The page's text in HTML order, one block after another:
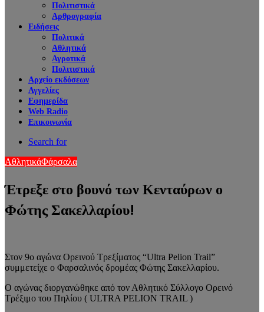
Πολιτιστικά
Αρθρογραφία
Ειδήσεις
Πολιτικά
Αθλητικά
Αγροτικά
Πολιτιστικά
Αρχείο εκδόσεων
Αγγελίες
Εφημερίδα
Web Radio
Επικοινωνία
Search for
ΑθλητικάΦάρσαλα
Έτρεξε στο βουνό των Κενταύρων ο
Φώτης Σακελλαρίου!
Στον 9ο αγώνα Ορεινού Τρεξίματος “Ultra Pelion Trail”
συμμετείχε ο Φαρσαλινός δρομέας Φώτης Σακελλαρίου.
Ο αγώνας διοργανώθηκε από τον Αθλητικό Σύλλογο Ορεινό
Τρέξιμο του Πηλίου ( ULTRA PELION TRAIL )